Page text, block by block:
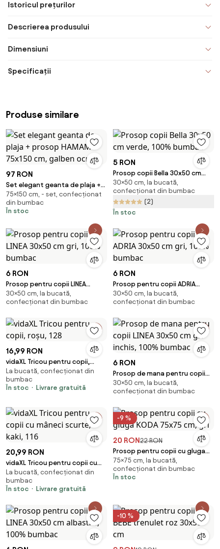
Istoricul prețurilor
Descrierea produsului
Dimensiuni
Specificații
Produse similare
97 RON
Set elegant geanta de plaja +
prosop HAMAM 75x150 cm,
galben ocru
75×150 cm, - set, confecționat
din bumbac
În stoc
5 RON
Prosop copii Bella 30x50 cm
verde, 100% bumbac
30×50 cm, la bucată,
confecționat din bumbac
(2)
În stoc
6 RON
Prosop pentru copii LINEA
30x50 cm gri, 100% bumbac
30×50 cm, la bucată,
confecționat din bumbac
6 RON
Prosop pentru copii ADRIA
30x50 cm gri, 100% bumbac
30×50 cm, la bucată,
confecționat din bumbac
16,99 RON
vidaXL Tricou pentru copii,
roșu, 128
La bucată, confecționat din
bumbac
În stoc
Livrare gratuită
6 RON
Prosop de mana pentru copii
LINEA 30x50 cm gri inchis, 100%
bumbac
30×50 cm, la bucată,
confecționat din bumbac
20,99 RON
vidaXL Tricou pentru copii cu
mâneci scurte, kaki, 116
La bucată, confecționat din
bumbac
În stoc
Livrare gratuită
-9 %
20 RON22 RON
Prosop pentru copii cu gluga
KODA 75x75 cm, gri
75×75 cm, la bucată,
confecționat din bumbac
În stoc
-10 %